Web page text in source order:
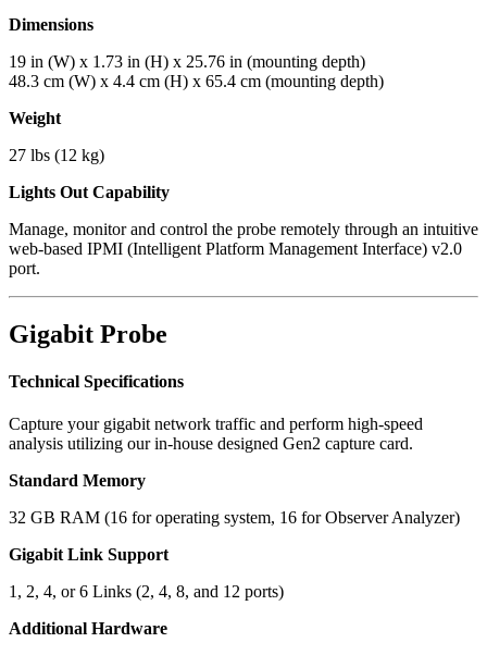
Dimensions
19 in (W) x 1.73 in (H) x 25.76 in (mounting depth)
48.3 cm (W) x 4.4 cm (H) x 65.4 cm (mounting depth)
Weight
27 lbs (12 kg)
Lights Out Capability
Manage, monitor and control the probe remotely through an intuitive
web-based IPMI (Intelligent Platform Management Interface) v2.0
port.
Gigabit Probe
Technical Specifications
Capture your gigabit network traffic and perform high-speed
analysis utilizing our in-house designed Gen2 capture card.
Standard Memory
32 GB RAM (16 for operating system, 16 for Observer Analyzer)
Gigabit Link Support
1, 2, 4, or 6 Links (2, 4, 8, and 12 ports)
Additional Hardware